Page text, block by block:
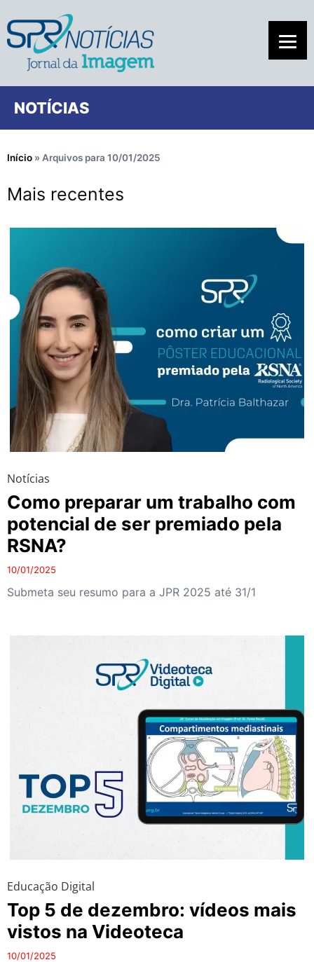
NOTÍCIAS
Início » Arquivos para 10/01/2025
Mais recentes
Notícias
Como preparar um trabalho com
potencial de ser premiado pela
RSNA?
10/01/2025
Submeta seu resumo para a JPR 2025 até 31/1
Educação Digital
Top 5 de dezembro: vídeos mais
vistos na Videoteca
10/01/2025